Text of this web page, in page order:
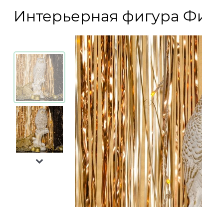
Интерьерная фигура